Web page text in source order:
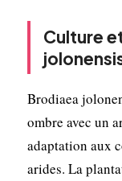
Culture
Brodiaea
ombre avec un
adaptation aux
arides. La